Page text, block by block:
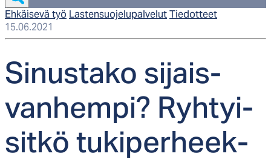
Ehkäisevä työ LastensuojelupalvelutTiedotteet
15.06.2021
Si­nus­ta­ko si­jais­
van­hem­pi? Ryh­tyi­
sit­kö tu­ki­per­heek­